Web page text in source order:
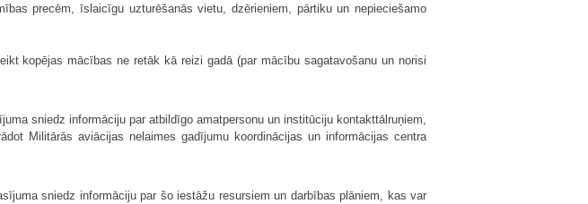
precēm, īslaicīgu uzturēšanās vietu, dzērieniem, pārtiku un nepieciešamo
kopējas mācības ne retāk kā reizi gadā (par mācību sagatavošanu un norisi
sniedz informāciju par atbildīgo amatpersonu un institūciju kontakttālruņiem,
Militārās aviācijas nelaimes gadījumu koordinācijas un informācijas centra
sniedz informāciju par šo iestāžu resursiem un darbības plāniem, kas var